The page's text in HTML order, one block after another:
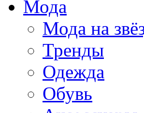
Мода
Мода на
Тренды
Одежда
Обувь